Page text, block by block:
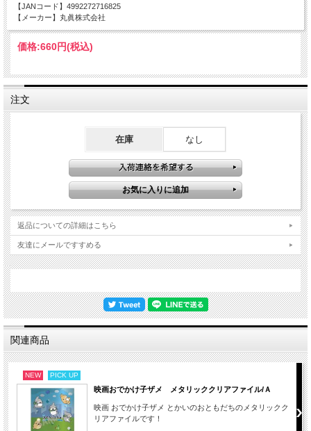
【JANコード】 4992272716825
【メーカー】丸眞株式会社
価格:660円(税込)
注文
在庫 なし
返品についての詳細はこちら
友達にメールですすめる
関連商品
NEW PICK UP
映画おでかけ子ザメ メタリッククリアファイル/Ａ
映画 おでかけ子ザメ とかいのおともだちのメタリックク
リアファイルです！